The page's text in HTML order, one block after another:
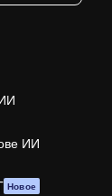
ИИ
Новое